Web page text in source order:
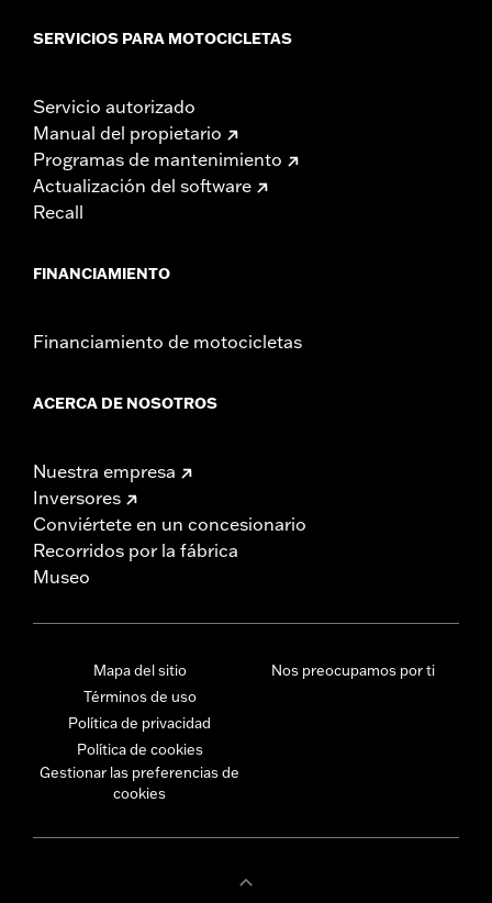
SERVICIOS PARA MOTOCICLETAS
Servicio autorizado
Manual del propietario
Programas de mantenimiento
Actualización del software
Recall
FINANCIAMIENTO
Financiamiento de motocicletas
ACERCA DE NOSOTROS
Nuestra empresa
Inversores
Conviértete en un concesionario
Recorridos por la fábrica
Museo
Mapa del sitio
Términos de uso
Política de privacidad
Política de cookies
Gestionar las preferencias de
cookies
Nos preocupamos por ti